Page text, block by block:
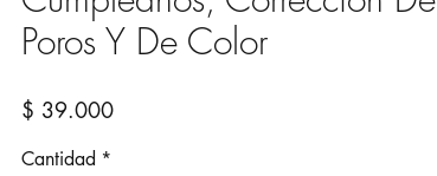
Poros Y De Color
$ 39.000Precio
Cantidad *